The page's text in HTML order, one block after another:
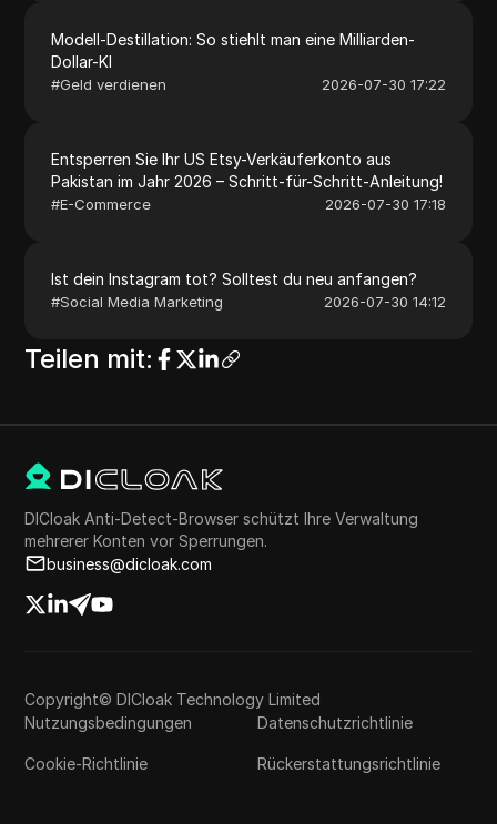
Modell-Destillation: So stiehlt man eine Milliarden-
Dollar-KI
#Geld verdienen 2026-07-30 17:22
Entsperren Sie Ihr US Etsy-Verkäuferkonto aus
Pakistan im Jahr 2026 – Schritt-für-Schritt-Anleitung!
#E-Commerce 2026-07-30 17:18
Ist dein Instagram tot? Solltest du neu anfangen?
#Social Media Marketing 2026-07-30 14:12
Teilen mit:
DICloak Anti-Detect-Browser schützt Ihre Verwaltung
mehrerer Konten vor Sperrungen.
business@dicloak.com
Copyright© DICloak Technology Limited
Nutzungsbedingungen
Datenschutzrichtlinie
Cookie-Richtlinie Rückerstattungsrichtlinie